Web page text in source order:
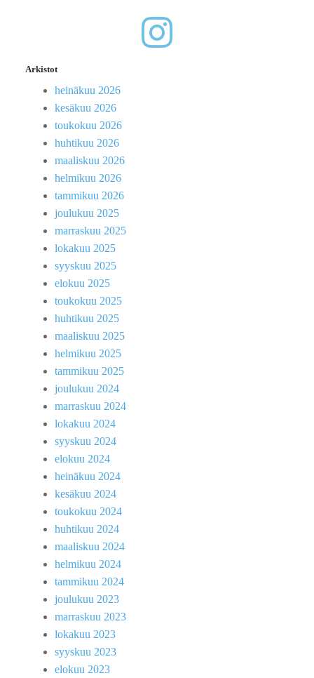
Arkistot
heinäkuu 2026
kesäkuu 2026
toukokuu 2026
huhtikuu 2026
maaliskuu 2026
helmikuu 2026
tammikuu 2026
joulukuu 2025
marraskuu 2025
lokakuu 2025
syyskuu 2025
elokuu 2025
toukokuu 2025
huhtikuu 2025
maaliskuu 2025
helmikuu 2025
tammikuu 2025
joulukuu 2024
marraskuu 2024
lokakuu 2024
syyskuu 2024
elokuu 2024
heinäkuu 2024
kesäkuu 2024
toukokuu 2024
huhtikuu 2024
maaliskuu 2024
helmikuu 2024
tammikuu 2024
joulukuu 2023
marraskuu 2023
lokakuu 2023
syyskuu 2023
elokuu 2023